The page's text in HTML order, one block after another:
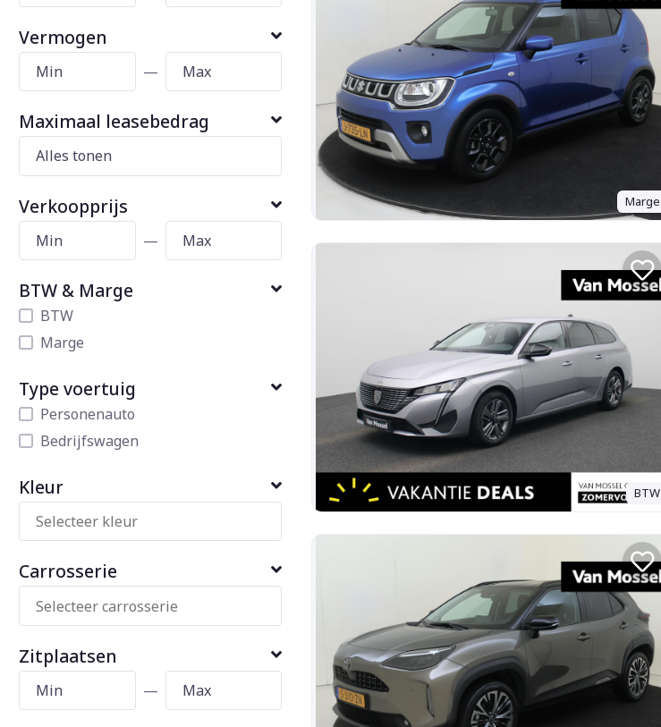
Vermogen
—
Maximaal leasebedrag
Verkoopprijs
—
BTW & Marge
BTW
Marge
Type voertuig
Personenauto
Bedrijfswagen
Kleur
Carrosserie
Zitplaatsen
—
Marge
BTW